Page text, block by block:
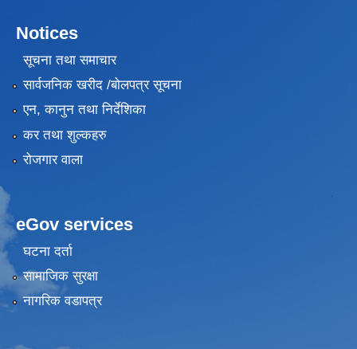
Notices
सूचना तथा समाचार
सार्वजनिक खरीद /बोलपत्र सूचना
एन, कानुन तथा निर्देशिका
कर तथा शुल्कहरु
रोजगार वाला
eGov services
घटना दर्ता
सामाजिक सुरक्षा
नागरिक वडापत्र